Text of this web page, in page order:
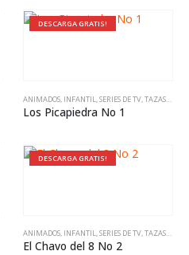
DESCARGA GRATIS!
ANIMADOS INFANTIL SERIES DE TV TAZAS/MUGS
Los Picapiedra No 1
DESCARGA GRATIS!
ANIMADOS, INFANTIL,SERIES DE TV,TAZAS/MUGS
El Chavo del 8 No 2